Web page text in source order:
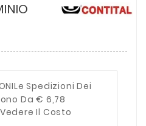
Le Spedizioni Dei
Da € 6,78
Il Costo